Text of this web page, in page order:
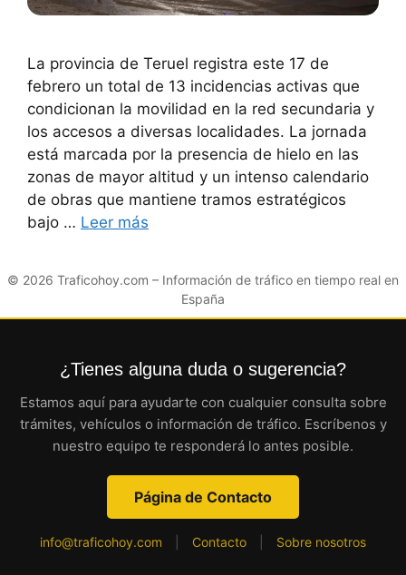
La provincia de Teruel registra este 17 de
febrero un total de 13 incidencias activas que
condicionan la movilidad en la red secundaria y
los accesos a diversas localidades. La jornada
está marcada por la presencia de hielo en las
zonas de mayor altitud y un intenso calendario
de obras que mantiene tramos estratégicos
bajo … Leer más
© 2026 Traficohoy.com – Información de tráfico en tiempo real en
España
¿Tienes alguna duda o sugerencia?
Estamos aquí para ayudarte con cualquier consulta sobre
trámites, vehículos o información de tráfico. Escríbenos y
nuestro equipo te responderá lo antes posible.
Página de Contacto
info@traficohoy.com Contacto Sobre nosotros